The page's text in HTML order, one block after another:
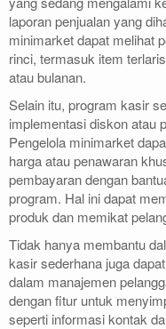
laporan penjualan yang
minimarket dapat melihat
rinci, termasuk item
atau bulanan.
Selain itu, program kasir
implementasi diskon atau
Pengelola minimarket
harga atau penawaran
pembayaran dengan
program. Hal ini dapat
produk dan memikat
Tidak hanya membantu
kasir sederhana juga
dalam manajemen
dengan fitur untuk
seperti informasi kontak